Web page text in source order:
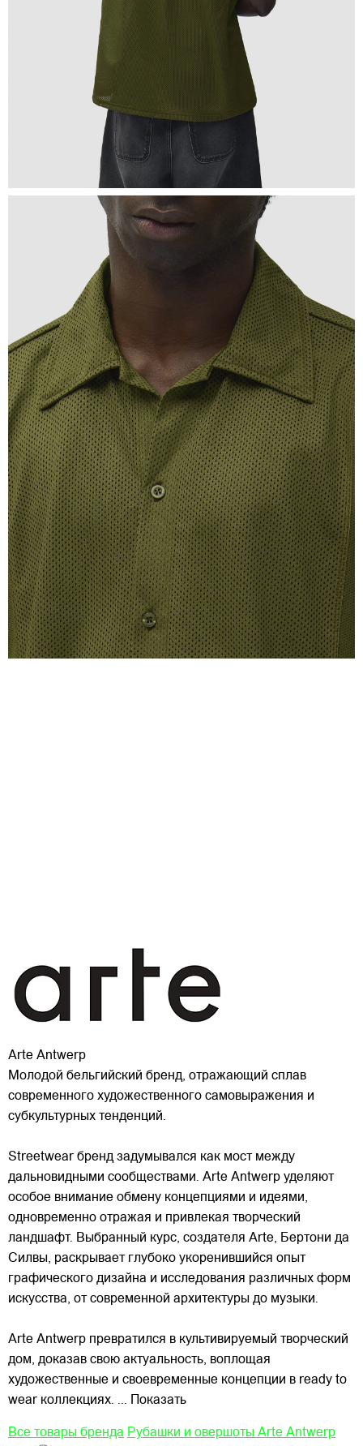
Arte Antwerp
Молодой бельгийский бренд, отражающий сплав
современного художественного самовыражения и
субкультурных тенденций.
Streetwear бренд задумывался как мост между
дальновидными сообществами. Arte Antwerp уделяют
особое внимание обмену концепциями и идеями,
одновременно отражая и привлекая творческий
ландшафт. Выбранный курс, создателя Arte, Бертони да
Силвы, раскрывает глубоко укоренившийся опыт
графического дизайна и исследования различных форм
искусства, от современной архитектуры до музыки.
Arte Antwerp превратился в культивируемый творческий
дом, доказав свою актуальность, воплощая
художественные и своевременные концепции в ready to
wear коллекциях. ... Показать
Все товары бренда Рубашки и овершоты Arte Antwerp